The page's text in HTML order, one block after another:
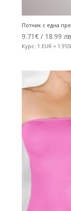
Потник с една
9.71€/ 18.99
Курс: 1 EUR =